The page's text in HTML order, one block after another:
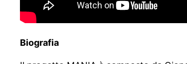
Biografia